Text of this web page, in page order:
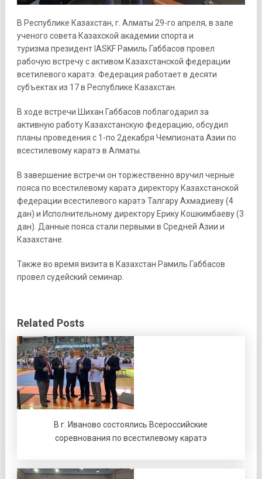
В Республике Казахстан, г. Алматы 29-го апреля, в зале
ученого совета Казаxской академии спорта и
туризма президент IASKF Рамиль Габбасов провел
рабочую встречу с активом Казахстанской федерации
всетилевого каратэ. Федерация работает в десяти
субъектах из 17 в Республике Казахстан.
В ходе встречи Шиxан Габбасов поблагодарил за
активную работу Казаxстанскую федерацию, обсудил
планы проведения с 1-по 2декабря Чемпионата Азии по
всестилевому каратэ в Алматы.
В завершение встречи он торжественно вручил черные
пояса по всестилевому каратэ директору Казахстанской
федерации всестилевого каратэ Талгару Аxмадиеву (4
дан) и Исполнительному директору Ерику Кошкимбаеву (3
дан). Данные пояса стали первыми в Средней Азии и
Казаxстане.
Также во время визита в Казаxстан Рамиль Габбасов
провел судейский семинар.
Related Posts
В г. Иваново состоялись Всероссийские
соревнования по всестилевому каратэ